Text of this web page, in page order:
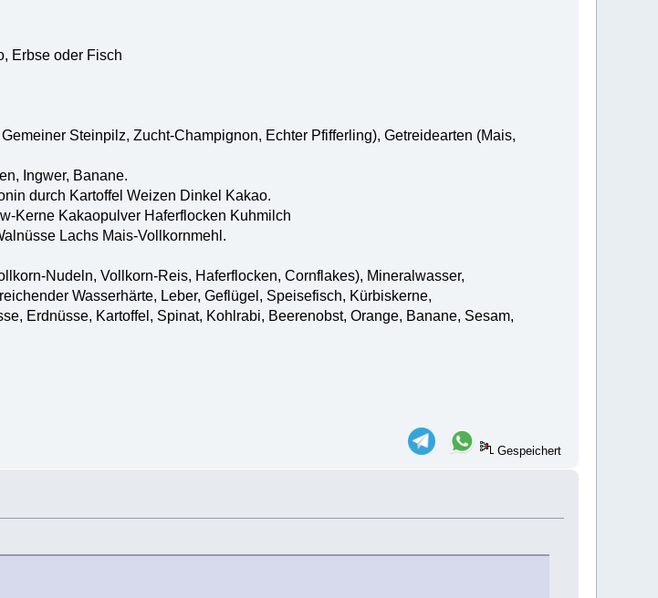
Erbse oder Fisch
Steinpilz, Zucht-Champignon, Echter Pfifferling), Getreidearten (Mais,
Ingwer, Banane.
durch Kartoffel Weizen Dinkel Kakao.
Kerne Kakaopulver Haferflocken Kuhmilch
Lachs Mais-Vollkornmehl.
Nudeln, Vollkorn-Reis, Haferflocken, Cornflakes), Mineralwasser,
Wasserhärte, Leber, Geflügel, Speisefisch, Kürbiskerne,
Erdnüsse, Kartoffel, Spinat, Kohlrabi, Beerenobst, Orange, Banane, Sesam,
Gespeichert